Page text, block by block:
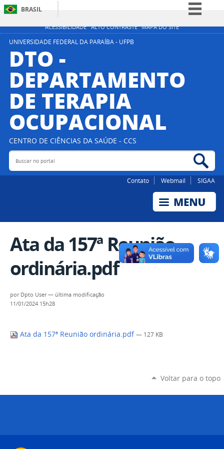
ACESSIBILIDADE ALTO CONTRASTE MAPA DO SITE
BRASIL
Simplifique!
Acesso à informação
Legislação
UNIVERSIDADE FEDERAL DA PARAÍBA - UFPB
DTO -
DEPARTAMENTO
DE TERAPIA
OCUPACIONAL
CENTRO DE CIÊNCIAS DA SAÚDE - CCS
Buscar no portal
Contato Webmail SIGAA
Ata da 157ª Reunião
ordinária.pdf
por Dpto User— última modificação
11/01/2024 15h28
Ata da 157ª Reunião ordinária.pdf — 127 KB
Voltar para o topo